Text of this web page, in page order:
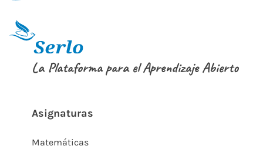
La Plataforma para el Aprendizaje Abierto
Asignaturas
Matemáticas